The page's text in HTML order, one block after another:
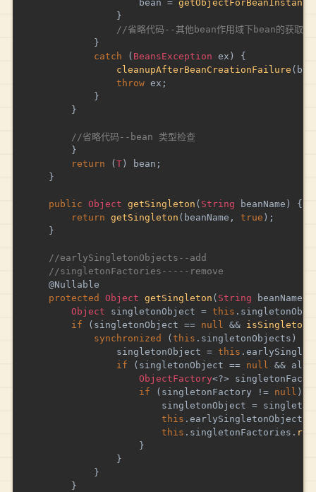
					bean
= getObjectForBeanInstance
}
//省略代码--其他bean作用域下bean的获取
}
catch
( BeansException ex )
{
cleanupAfterBeanCreationFailure (
throw ex ;
}
}
//省略代码--bean 类型检查
}
return
( T ) bean ;
}
public Object getSingleton ( String beanName )
{
return getSingleton ( beanName , true ) ;
}
//earlySingletonObjects--add
//singletonFactories-----remove
@Nullable
protected
Object getSingleton ( String beanName
Object singletonObject = this .
if
( singletonObject == null &&
synchronized
( this . singletonObjects )
				singletonObject
= this .
if
( singletonObject == null &&
ObjectFactory<?>
if
( singletonFactory != null )
						singletonObject
=
this . earlySingletonObjects
this . singletonFactories .
}
}
}
}